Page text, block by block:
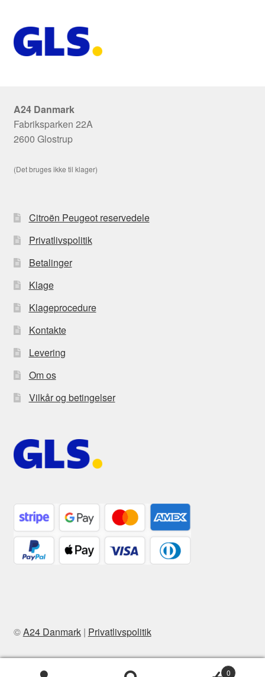
A24 Danmark
Fabriksparken 22A
2600 Glostrup
(Det bruges ikke til klager)
Citroën Peugeot reservedele
Privatlivspolitik
Betalinger
Klage
Klageprocedure
Kontakte
Levering
Om os
Vilkår og betingelser
©A24 Danmark| Privatlivspolitik
0